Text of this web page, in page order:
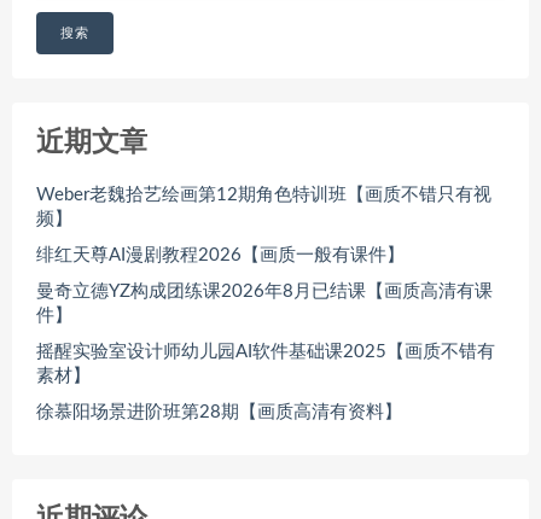
搜索
近期文章
Weber老魏拾艺绘画第12期角色特训班【画质不错只有视
频】
绯红天尊AI漫剧教程2026【画质一般有课件】
曼奇立德YZ构成团练课2026年8月已结课【画质高清有课
件】
摇醒实验室设计师幼儿园AI软件基础课2025【画质不错有
素材】
徐慕阳场景进阶班第28期【画质高清有资料】